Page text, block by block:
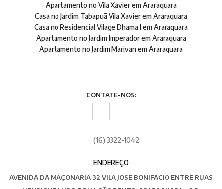
Apartamento no Vila Xavier em Araraquara
Casa no Jardim Tabapuã Vila Xavier em Araraquara
Casa no Residencial Vilage Dhama I em Araraquara
Apartamento no Jardim Imperador em Araraquara
Apartamento no Jardim Marivan em Araraquara
CONTATE-NOS:
(16) 3322-1042
ENDEREÇO
AVENIDA DA MAÇONARIA 32 VILA JOSE BONIFACIO ENTRE RUAS